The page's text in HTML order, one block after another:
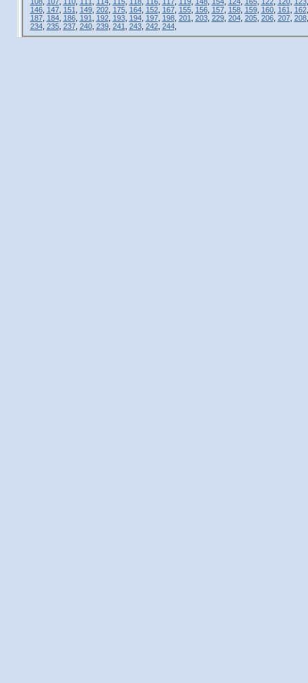
146, 147, 151 149, 202, 175, 164, 152, 167, 155, 156, 157, 158, 159, 160, 161 162
187, 184, 186, 191 192, 193, 194, 197, 198, 201 203, 229, 204, 205, 206, 207, 208
234, 235, 237, 240, 239, 241 243, 242, 244,